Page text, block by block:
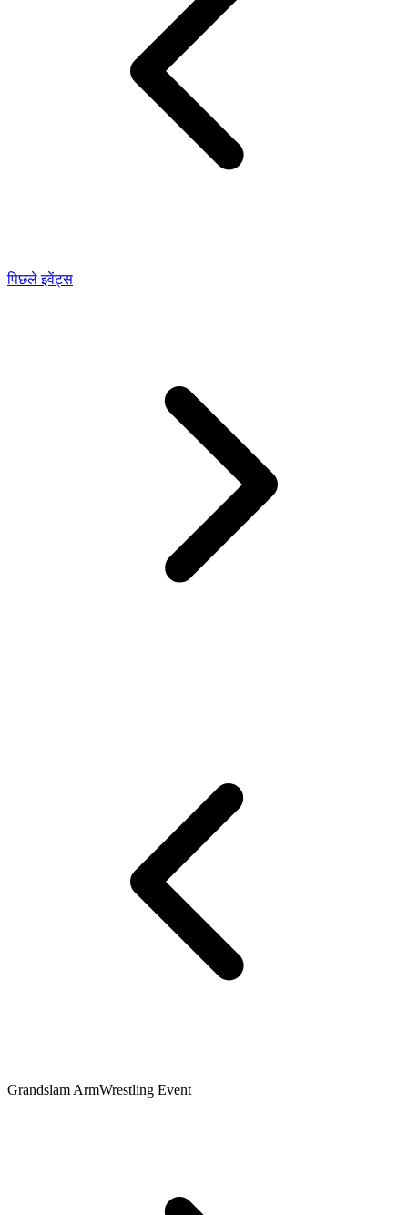
पिछले इवेंट्स
Grandslam ArmWrestling Event